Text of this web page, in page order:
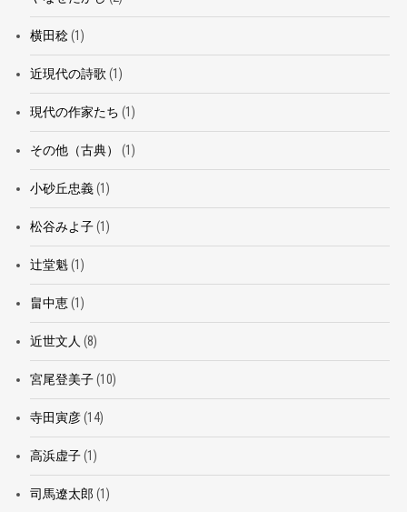
横田稔(1)
近現代の詩歌 (1)
現代の作家たち (1)
その他（古典） (1)
小砂丘忠義(1)
松谷みよ子(1)
辻堂魁(1)
畠中恵(1)
近世文人 (8)
宮尾登美子(10)
寺田寅彦(14)
高浜虚子(1)
司馬遼太郎 (1)